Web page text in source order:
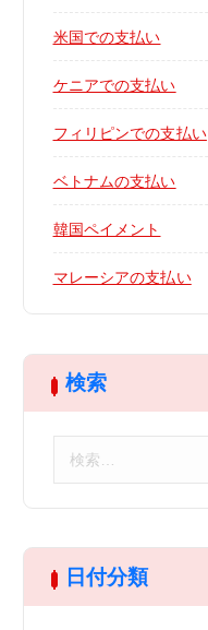
米国での支払い
ケニアでの支払い
フィリピンでの支払い
ベトナムの支払い
韓国ペイメント
マレーシアの支払い
検索
日付分類